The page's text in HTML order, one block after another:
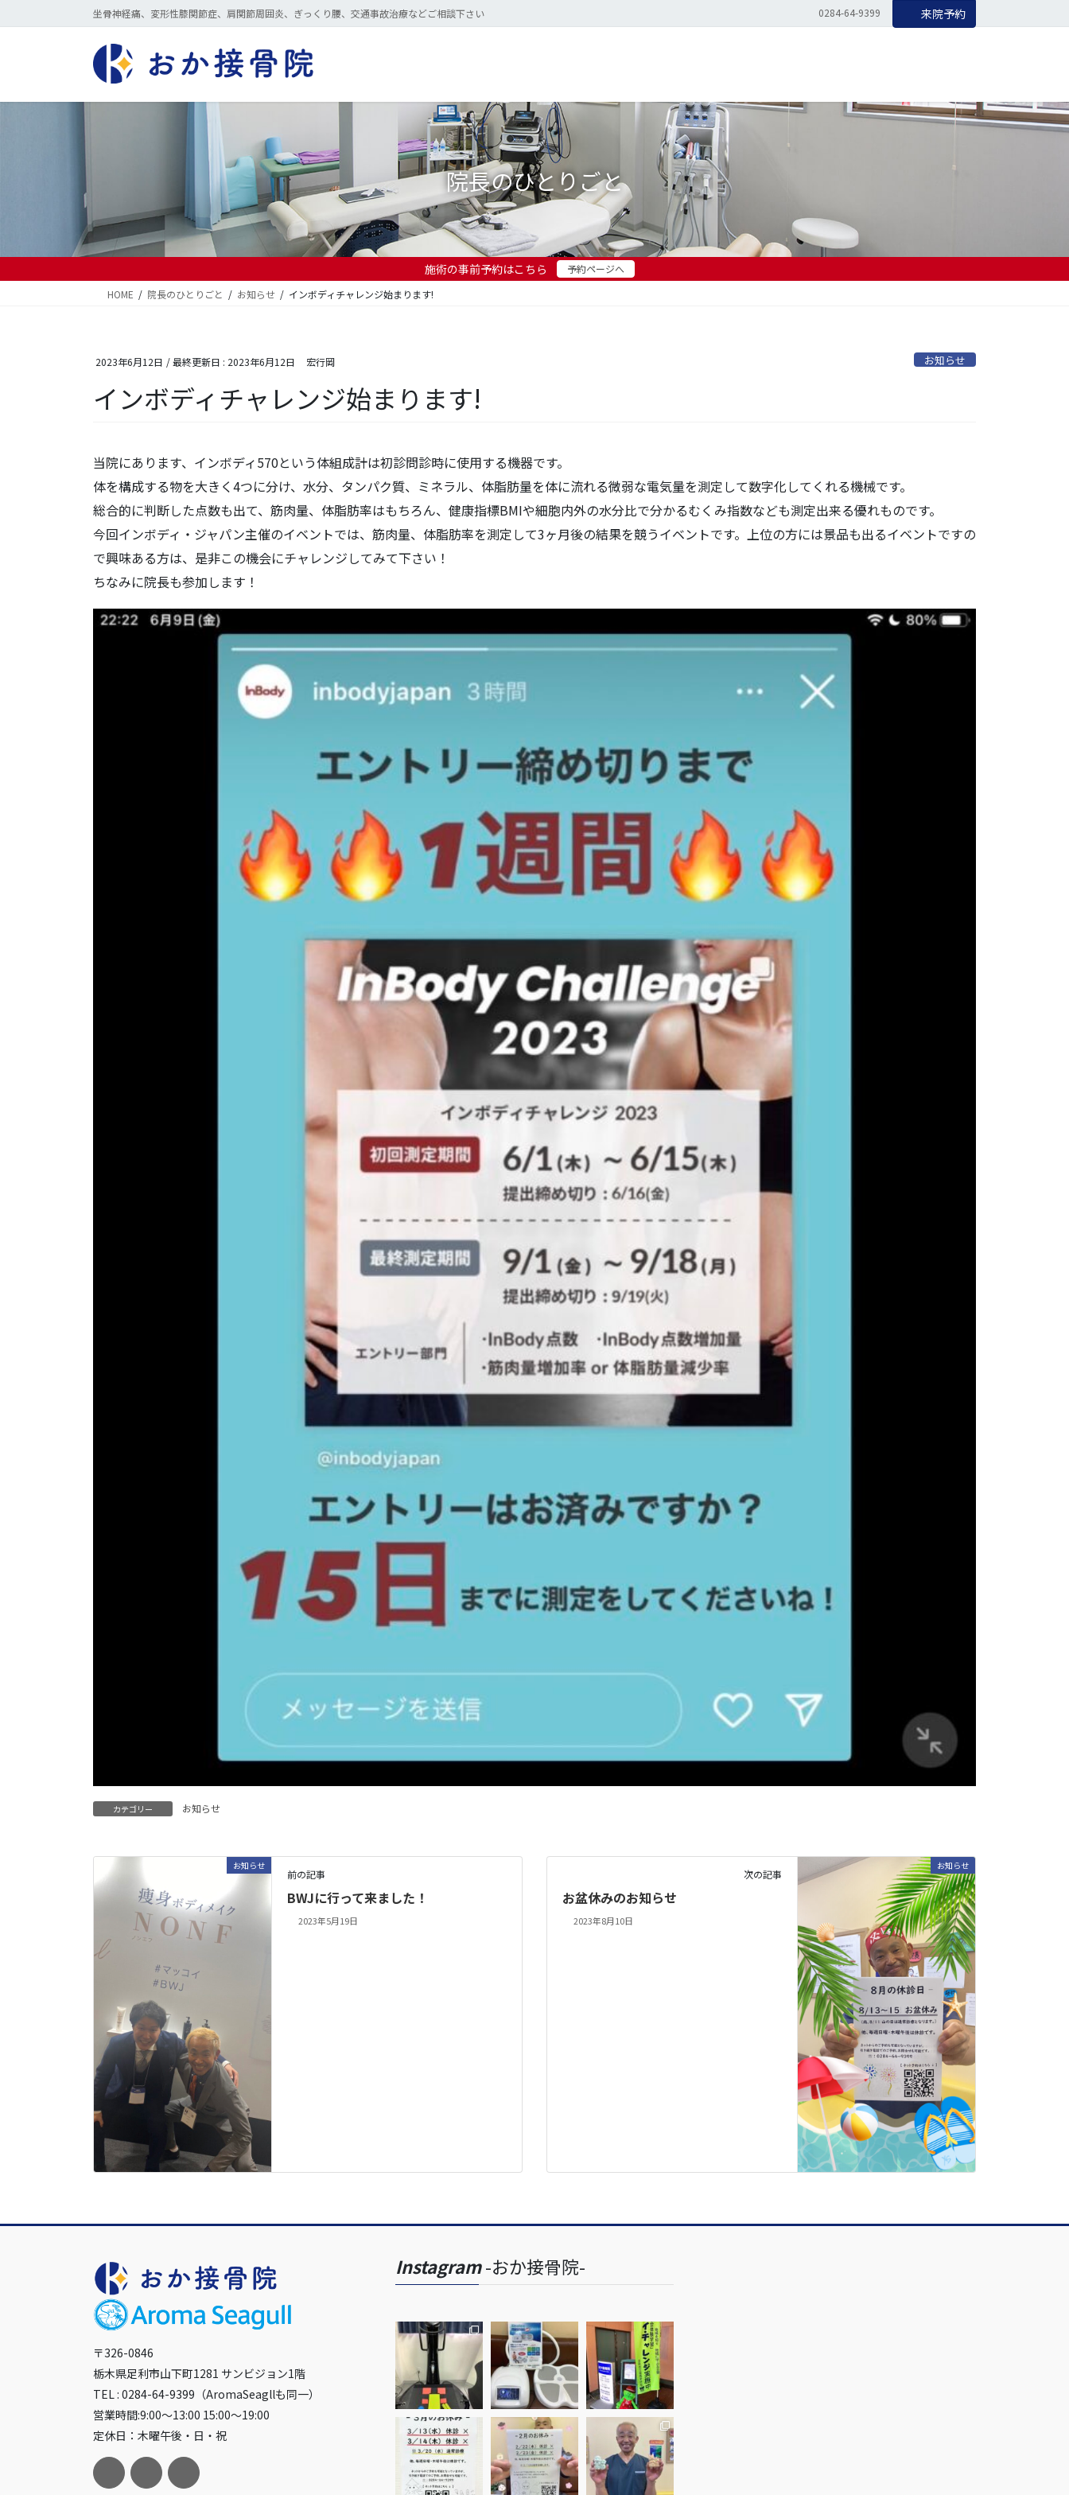
ン
に
ビ
ョ
坐骨神経痛、変形性膝関節症、肩関節周囲炎、ぎっくり腰、交通事故治療などご相談下さい 0284-64-9399 来院予約
院長のひとりごと
施術の事前予約はこちら
予約ページへ
HOME
院長のひとりごと お知らせ インボディチャレンジ始まります!
2023年6月12日 / 最終更新日 : 2023年6月12日 宏行岡 お知らせ
インボディチャレンジ始まります!
当院にあります、インボディ570という体組成計は初診問診時に使用する機器です。
体を構成する物を大きく4つに分け、水分、タンパク質、ミネラル、体脂肪量を体に流れる微弱な電気量を測定して数字化してくれる機械です。
総合的に判断した点数も出て、筋肉量、体脂肪率はもちろん、健康指標BMIや細胞内外の水分比で分かるむくみ指数なども測定出来る優れものです。
今回インボディ・ジャパン主催のイベントでは、筋肉量、体脂肪率を測定して3ヶ月後の結果を競うイベントです。上位の方には景品も出るイベントですの
で興味ある方は、是非この機会にチャレンジしてみて下さい！
ちなみに院長も参加します！
カテゴリー お知らせ
お知らせ
前の記事
BWJに行って来ました！
2023年5月19日
お知らせ
次の記事
お盆休みのお知らせ
2023年8月10日
〒326-0846
栃木県足利市山下町1281 サンビジョン1階
TEL : 0284-64-9399（AromaSeagllも同一）
営業時間:9:00～13:00 15:00～19:00
定休日：木曜午後・日・祝
Instagram-おか接骨院-